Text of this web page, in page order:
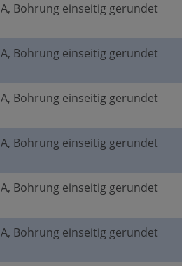
A, Bohrung einseitig gerundet
A, Bohrung einseitig gerundet
A, Bohrung einseitig gerundet
A, Bohrung einseitig gerundet
A, Bohrung einseitig gerundet
A, Bohrung einseitig gerundet